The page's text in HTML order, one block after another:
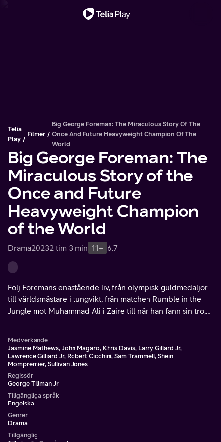
Telia
Play
Filmer
Big George Foreman: The Miraculous Story Of The
Once And Future Heavyweight Champion Of The
World
Big George Foreman: The
Miraculous Story of the
Once and Future
Heavyweight Champion
of the World
Drama20232 tim 3 min 11+ 6.7
Följ Foremans enastående liv, från olympisk guldmedaljör
till världsmästare i tungvikt, från matchen Rumble in the
Jungle mot Muhammad Ali i Zaire till när han fann sin tro,
Medverkande
Jasmine Mathews, John Magaro, Khris Davis, Larry Gillard Jr,
Lawrence Gilliard Jr, Robert Cicchini, Sam Trammell, Shein
Mompremier, Sullivan Jones
Regissör
George Tillman Jr
Tillgängliga språk
Engelska
Genrer
Drama
Tillgänglig